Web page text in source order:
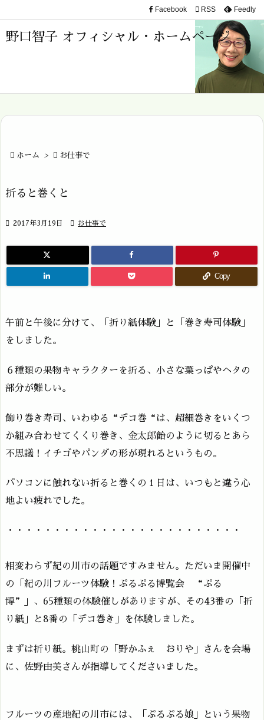
野口智子 オフィシャル・ホームページ

メニュ

サイド

前へ

Facebook  RSS Feedly
 ホーム >  お仕事で
折ると巻くと
 2017年3月19日  お仕事で
Copy
午前と午後に分けて、「折り紙体験」と「巻き寿司体験」
をしました。
６種類の果物キャラクターを折る、小さな葉っぱやヘタの
部分が難しい。
飾り巻き寿司、いわゆる“デコ巻“は、超細巻きをいくつ
か組み合わせてくくり巻き、金太郎飴のように切るとあら
不思議！イチゴやパンダの形が現れるというもの。
パソコンに触れない折ると巻くの１日は、いつもと違う心
地よい疲れでした。
・・・・・・・・・・・・・・・・・・・・・・・・・
相変わらず紀の川市の話題ですみません。ただいま開催中
の「紀の川フルーツ体験！ぷるぷる博覧会 “ぷる
博”」、65種類の体験催しがありますが、その43番の「折
り紙」と8番の「デコ巻き」を体験しました。
まずは折り紙。桃山町の「野かふぇ おりや」さんを会場
に、佐野由美さんが指導してくださいました。
フルーツの産地紀の川市には、「ぷるぷる娘」という果物